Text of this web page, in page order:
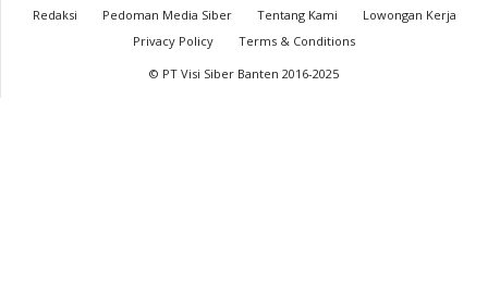
Redaksi Pedoman Media Siber Tentang Kami
Lowongan Kerja
Privacy Policy
Terms & Conditions
© PT Visi Siber Banten 2016-2025